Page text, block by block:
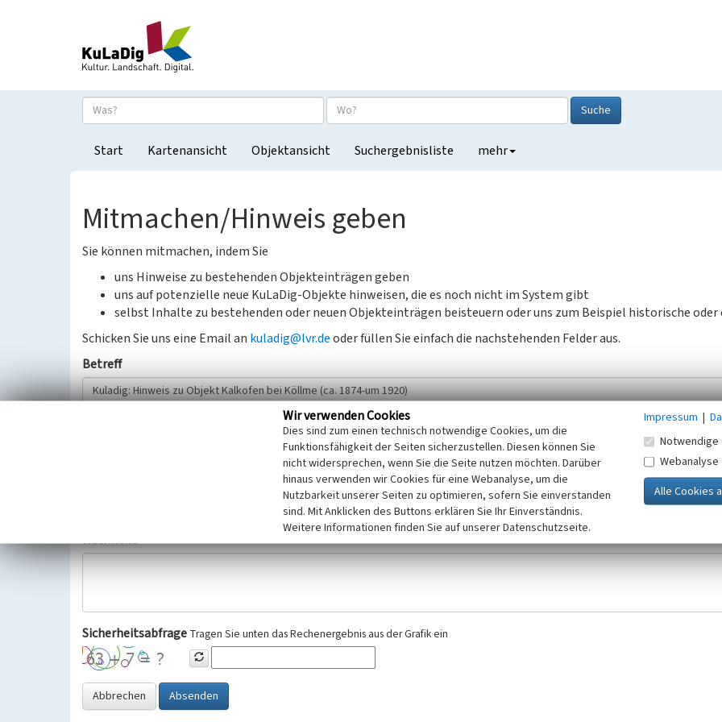
Suche
Start Kartenansicht Objektansicht Suchergebnisliste mehr
Mitmachen/Hinweis geben
Sie können mitmachen, indem Sie
uns Hinweise zu bestehenden Objekteinträgen geben
uns auf potenzielle neue KuLaDig-Objekte hinweisen, die es noch nicht im System gibt
selbst Inhalte zu bestehenden oder neuen Objekteinträgen beisteuern oder uns zum Beispiel historische oder
Schicken Sie uns eine Email an kuladig@lvr.deoder füllen Sie einfach die nachstehenden Felder aus.
Betreff
Wir bitten Sie um freiwillige Angabe Ihres Namens und Ihrer E-Mail-Adresse. Ihre Angaben werden ausschließlich im Rahmen der KuLaDig-
Selbstverständlich werden diese entsprechend der Vorschriften des Telemediengesetzes, des Datenschutzgesetzes NRW und der seit
Datenschutzgrundverordnung (EU-DSGVO) vertraulich behandelt, beachten Sie bitte unsere Hinweise zumDatenschutz
Nachricht
Sicherheitsabfrage Tragen Sie unten das Rechenergebnis aus der Grafik ein
Abbrechen Absenden
Wir verwenden Cookies
Dies sind zum einen technisch notwendige Cookies, um die
Funktionsfähigkeit der Seiten sicherzustellen. Diesen können Sie
nicht widersprechen, wenn Sie die Seite nutzen möchten. Darüber
hinaus verwenden wir Cookies für eine Webanalyse, um die
Nutzbarkeit unserer Seiten zu optimieren, sofern Sie einverstanden
sind. Mit Anklicken des Buttons erklären Sie Ihr Einverständnis.
Weitere Informationen finden Sie auf unserer Datenschutzseite.
Impressum |
Notwendige
Webanalyse